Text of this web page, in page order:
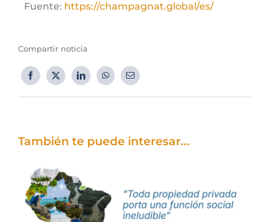
Fuente: https://champagnat.global/es/
Compartir noticia
También te puede interesar...